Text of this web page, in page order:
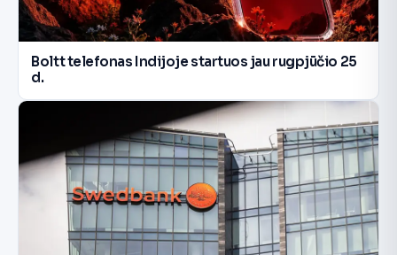
Boltt telefonas Indijoje startuos jau rugpjūčio 25
d.